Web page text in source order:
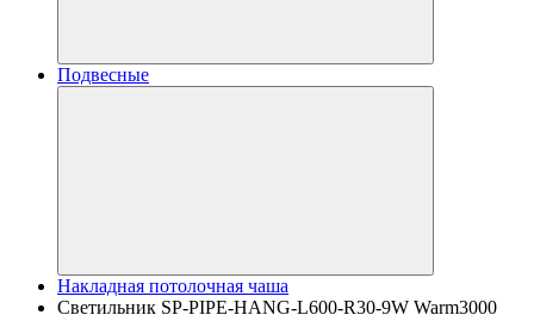
Подвесные
Накладная потолочная чаша
Светильник SP-PIPE-HANG-L600-R30-9W Warm3000